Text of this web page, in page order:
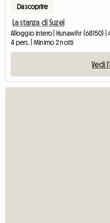
Da scoprire
La stanza di Suzel
Alloggio intero | Hunawihr (68150) |
4 pers. | Minimo 2 notti
Vedi